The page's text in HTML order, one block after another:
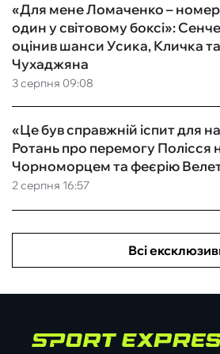
3 серпня 09:08
«Для мене Ломаченко – номер
один у світовому боксі»:
оцінив шанси Усика, Кличка та
Чухаджяна
2 серпня 16:57
«Це був справжній іспит для
Ротань про перемогу Полісся
Чорноморцем та феєрію
Всі